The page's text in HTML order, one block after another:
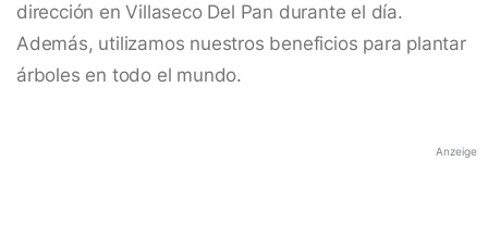
dirección en Villaseco Del Pan durante el día.
Además, utilizamos nuestros beneficios para plantar
árboles en todo el mundo.
Anzeige